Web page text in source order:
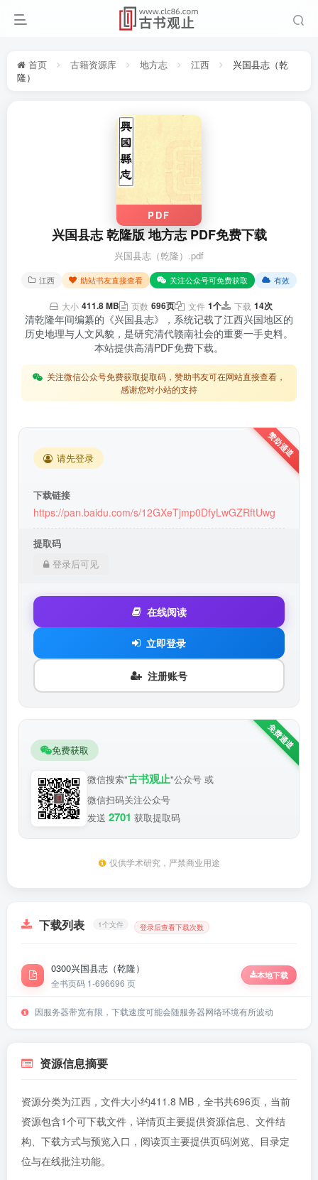
首页 古籍资源库 地方志 江西
兴国县志（乾
隆）
PDF
兴国县志 乾隆版 地方志 PDF免费下载
兴国县志（乾隆）.pdf
江西 助站书友直接查看 关注公众号可免费获取 有效
大小 411.8 MB 页数 696页 文件 1个 下载 14次
清乾隆年间编纂的《兴国县志》，系统记载了江西兴国地区的
历史地理与人文风貌，是研究清代赣南社会的重要一手史料。
本站提供高清PDF免费下载。
关注微信公众号免费获取提取码，赞助书友可在网站直接查看，
感谢您对小站的支持
请先登录
下载链接
https://pan.baidu.com/s/12GXeTjmp0DfyLwGZRftUwg
提取码
登录后可见
在线阅读
立即登录
注册账号
免费获取
微信搜索"古书观止"公众号 或
微信扫码关注公众号
发送 2701 获取提取码
仅供学术研究，严禁商业用途
下载列表 1个文件 登录后查看下载次数
0300兴国县志（乾隆）
全书页码 1-696696 页
本地下载
因服务器带宽有限，下载速度可能会随服务器网络环境有所波动
资源信息摘要
资源分类为江西，文件大小约411.8 MB，全书共696页，当前
资源包含1个可下载文件，详情页主要提供资源信息、文件结
构、下载方式与预览入口，阅读页主要提供页码浏览、目录定
位与在线批注功能。